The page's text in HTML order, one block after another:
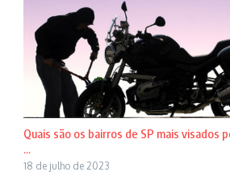
Quais são os bairros de SP mais visados
...
18 de julho de 2023